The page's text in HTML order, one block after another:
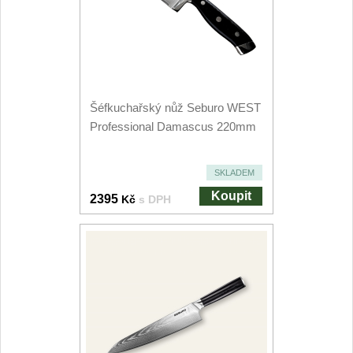
4
Šéfkuchařský nůž Seburo WEST
Professional Damascus 220mm
SKLADEM
2395 Kč s DPH Koupit